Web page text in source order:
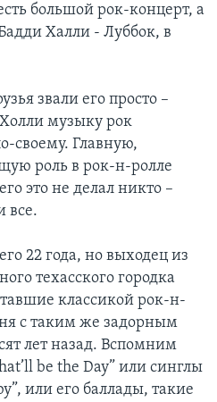
большой рок-концерт, а
Халли - Луббок, в
звали его просто –
музыку рок
своему. Главную,
роль в рок-н-ролле
это не делал никто –
все.
22 года, но выходец из
техасского городка
классикой рок-н-
с таким же задорным
лет назад. Вспомним
be the Day” или синглы
или его баллады, такие